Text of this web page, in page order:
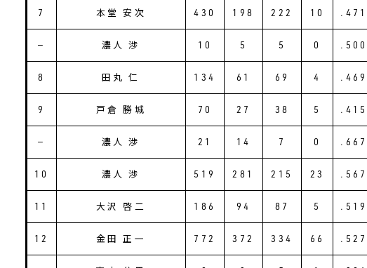
7 本堂 安次 430 198 222 10 .471
― 濃人 渉 10 5 5 0 .500
8 田丸 仁 134 61 69 4 .469
9 戸倉 勝城 70 27 38 5 .415
― 濃人 渉 21 14 7 0 .667
10 濃人 渉 519 281 215 23 .567
11 大沢 啓二 186 94 87 5 .519
12 金田 正一 772 372 334 66 .527